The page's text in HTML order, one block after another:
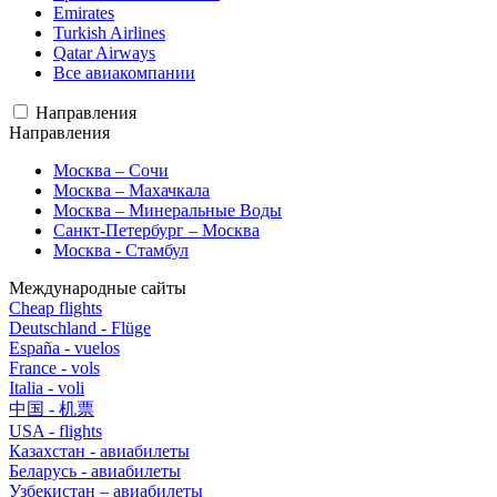
Emirates
Turkish Airlines
Qatar Airways
Все авиакомпании
Направления
Направления
Москва – Сочи
Москва – Махачкала
Москва – Минеральные Воды
Санкт-Петербург – Москва
Москва - Стамбул
Международные сайты
Cheap flights
Deutschland - Flüge
España - vuelos
France - vols
Italia - voli
中国 - 机票
USA - flights
Казахстан - авиабилеты
Беларусь - авиабилеты
Узбекистан – авиабилеты